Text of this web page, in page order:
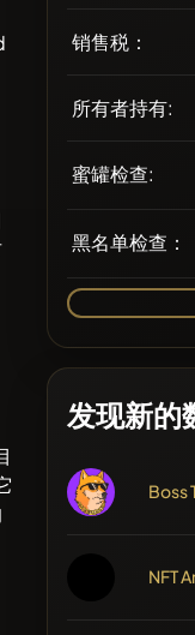
销售税：
所有者持有:
蜜罐检查:
黑名单检查：
发现新的
Boss
NFT